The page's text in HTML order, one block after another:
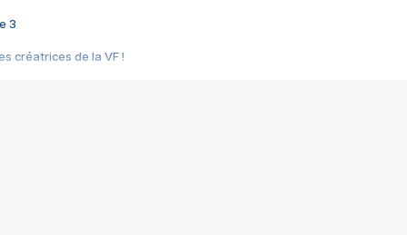
3
créatrices de la VF !